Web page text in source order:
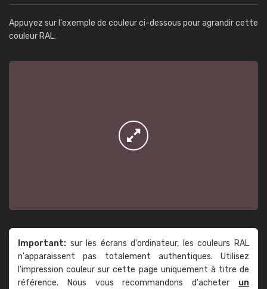
Appuyez sur l'exemple de couleur ci-dessous pour agrandir cette
couleur RAL:
Important: sur les écrans d'ordinateur, les couleurs RAL
n'apparaissent pas totalement authentiques. Utilisez
l'impression couleur sur cette page uniquement à titre de
référence. Nous vous recommandons d'acheter un